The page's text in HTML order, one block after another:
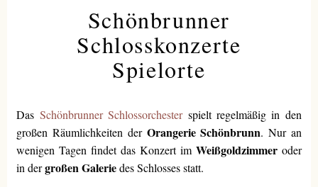
Schönbrunner
Schlosskonzerte
Spielorte
Das Schönbrunner Schlossorchesterspielt regelmäßig in den
großen Räumlichkeiten der Orangerie Schönbrunn. Nur an
wenigen Tagen findet das Konzert im Weißgoldzimmeroder
in dergroßen Galeriedes Schlosses statt.